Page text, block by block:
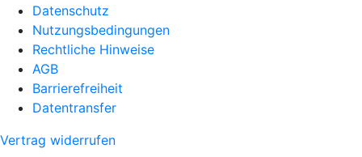
Datenschutz
Nutzungsbedingungen
Rechtliche Hinweise
AGB
Barrierefreiheit
Datentransfer
Vertrag widerrufen